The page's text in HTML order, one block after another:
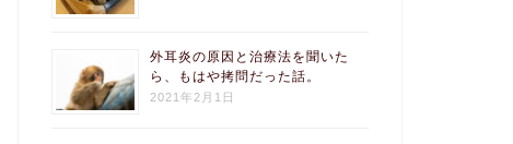
外耳炎の原因と治療法を聞いた
ら、もはや拷問だった話。
2021年2月1日